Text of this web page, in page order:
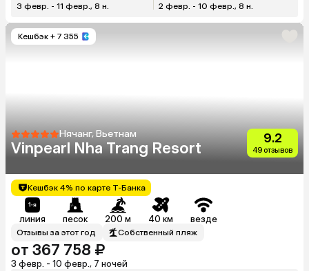
3 февр. - 11 февр., 8 н. 2 февр. - 10 февр., 8 н.
Кешбэк + 7 355
Нячанг, Вьетнам
Vinpearl Nha Trang Resort
9.2
49 отзывов
Кешбэк 4% по карте Т-Банка
линия песок 200 м 40 км везде
Отзывы за этот год Собственный пляж
от 367 758 ₽
3 февр. - 10 февр., 7 ночей